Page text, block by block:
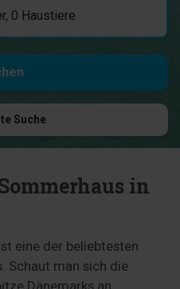
Suche
in
eine der beliebtesten
Schaut man sich die
Dänemarks an,